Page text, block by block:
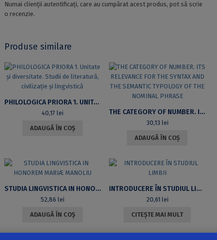
Numai clienții autentificați, care au cumpărat acest produs, pot să scrie
o recenzie.
Produse similare
PHILOLOGICA PRIORA 1. UNITATE ȘI DIVERSITATE. STUDII DE LITERATURĂ, CIVILIZAȚIE ȘI LINGVISTICĂ
40,17 lei
ADAUGĂ ÎN COȘ
THE CATEGORY OF NUMBER. ITS RELEVANCE FOR THE SYNTAX AND THE SEMANTIC TYPOLOGY OF THE NOMINAL PHRASE
30,13 lei
ADAUGĂ ÎN COȘ
STUDIA LINGVISTICA IN HONOREM MARIÆ MANOLIU
52,86 lei
ADAUGĂ ÎN COȘ
INTRODUCERE ÎN STUDIUL LIMBII
20,61 lei
CITEȘTE MAI MULT